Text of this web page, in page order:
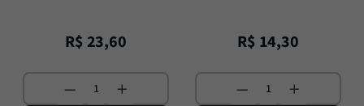
R$23,60 R$ 14,30